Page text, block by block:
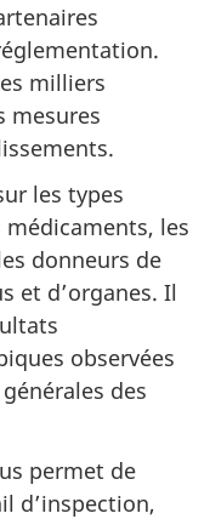
milliers
mesures
les types
médicaments, les
donneurs de
et d’organes. Il
observées
des
permet de
d’inspection,